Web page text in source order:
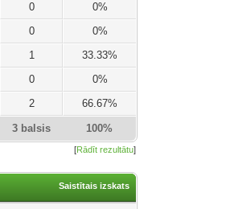
0
0%
0
0%
1
33.33%
0
0%
2 66.67%
3 balsis 100%
[Rādīt rezultātu]
Saistītais izskats